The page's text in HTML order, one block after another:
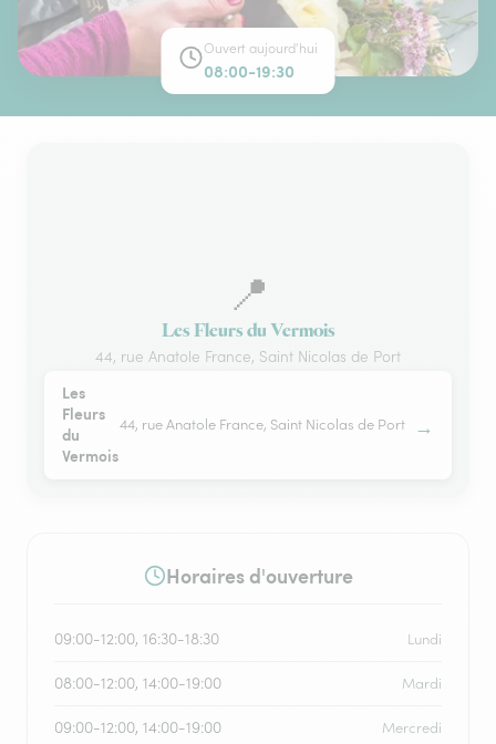
Ouvert aujourd'hui
08:00-19:30
📍
Les Fleurs du Vermois
44, rue Anatole France, Saint Nicolas de Port
Les
Fleurs
du
Vermois
44, rue Anatole France, Saint Nicolas de Port →
Horaires d'ouverture
09:00-12:00, 16:30-18:30 Lundi
08:00-12:00, 14:00-19:00 Mardi
09:00-12:00, 14:00-19:00 Mercredi